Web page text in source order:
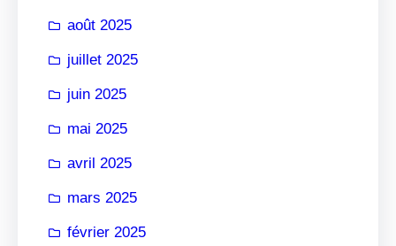
août 2025
juillet 2025
juin 2025
mai 2025
avril 2025
mars 2025
février 2025